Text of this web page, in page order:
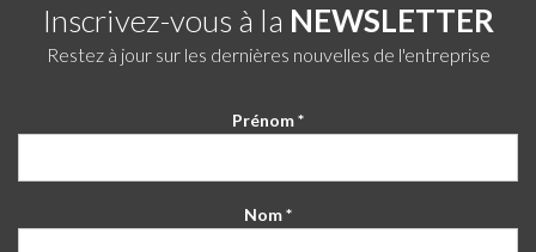
Inscrivez-vous à la NEWSLETTER
Restez à jour sur les dernières nouvelles de l'entreprise
Prénom *
Nom *